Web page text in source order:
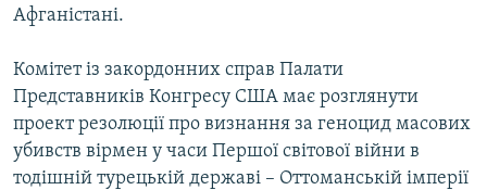
ДОЛУЧАЙСЯ!
Усі сайти RFE/RL
Афганістані.
Комітет із закордонних справ Палати
Представників Конгресу США має розглянути
проект резолюції про визнання за геноцид масових
убивств вірмен у часи Першої світової війни в
тодішній турецькій державі – Оттоманській імперії